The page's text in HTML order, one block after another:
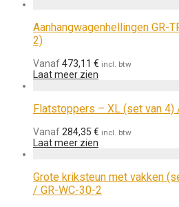
Aanhangwagenhellingen GR-
2)
Vanaf473,11 € incl. btw
Laat meer zien
Flatstoppers – XL (set van 4)
Vanaf284,35 € incl. btw
Laat meer zien
Grote kriksteun met vakken
/ GR-WC-30-2